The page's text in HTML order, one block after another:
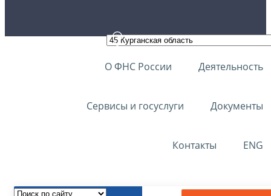
О ФНС России Деятельность
Сервисы и госуслуги Документы
Контакты ENG